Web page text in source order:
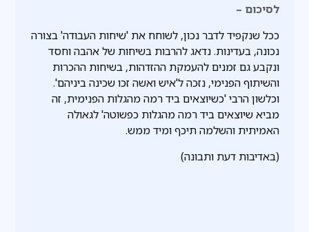
לסיכום –
ככל שנקפיד לדבר נכון, לשוחח את 'שיחות העבודה' בצורה
נכונה, בעדינות. נדאג להרבות בשיחות של אהבה וחסד
ונקבע גם זמנים להעמקת ההזדהות, בשיחות ההכרות
והשיתוף הפנימי, נזכה ל'איש ואשה זכו שכינה ביניהם'.
וכלשון הרבי 'כשיוצאים ביד רמה מהגלות הפנימית, זה
מביא שיוצאים ביד רמה מהגלות כפשוטה' לגאולה
האמיתית והשלמה תיכף ומיד ממש.
(באדיבות דעת ותבונה)